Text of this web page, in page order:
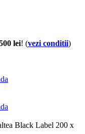
lei! (vezi conditii)
Black Label 200 x